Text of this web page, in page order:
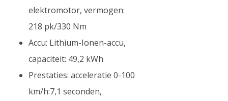
elektromotor, vermogen:
218 pk/330 Nm
Accu: Lithium-Ionen-accu,
capaciteit: 49,2 kWh
Prestaties: acceleratie 0-100
km/h:7,1 seconden,